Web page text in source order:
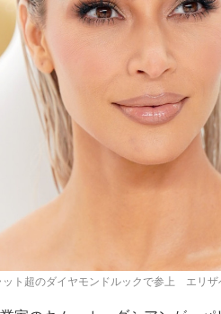
ト超のダイヤモンドルックで参上 エリ